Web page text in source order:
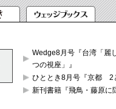
Wedge8月号『台湾「麗
つの視座」』
ひととき8月号『京都 2
新刊書籍『飛鳥・藤原に